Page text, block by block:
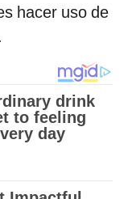
hacer uso de